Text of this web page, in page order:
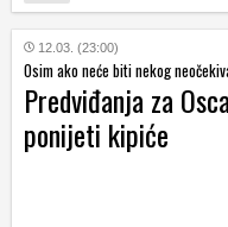
12.03. (23:00)
Osim ako neće biti nekog
Predviđanja za
ponijeti kipiće